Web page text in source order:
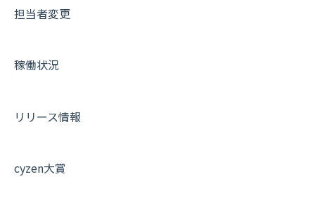
商品
お知らせ
商品
契約・その他
メンバー画面について
その他よくある質問
担当者変更
稼働状況
リリース情報
cyzen大賞